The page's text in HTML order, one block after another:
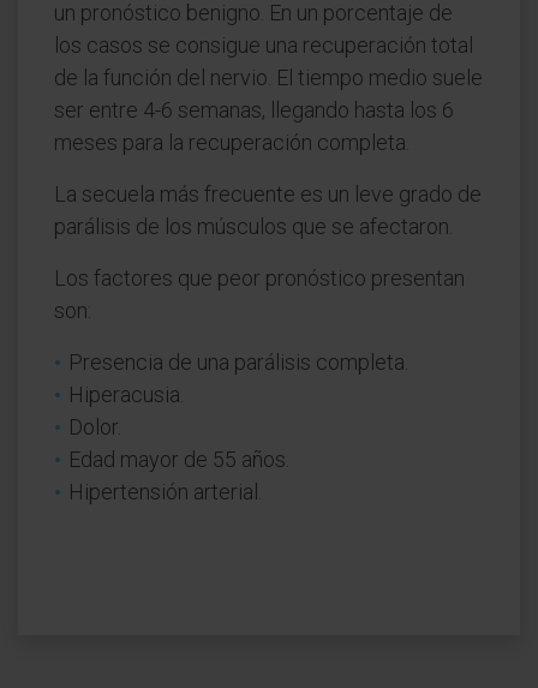
un pronóstico benigno. En un porcentaje de
los casos se consigue una recuperación total
de la función del nervio. El tiempo medio suele
ser entre 4-6 semanas, llegando hasta los 6
meses para la recuperación completa.
La secuela más frecuente es un leve grado de
parálisis de los músculos que se afectaron.
Los factores que peor pronóstico presentan
son:
Presencia de una parálisis completa.
Hiperacusia.
Dolor.
Edad mayor de 55 años.
Hipertensión arterial.